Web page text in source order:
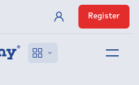
Member Login
Register